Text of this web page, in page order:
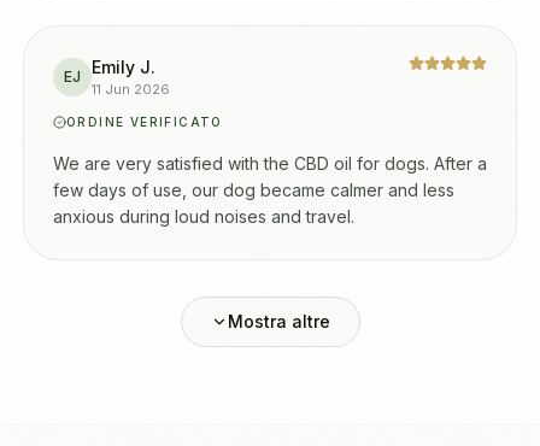
EJ Emily J.
11 Jun 2026
ORDINE VERIFICATO
We are very satisfied with the CBD oil for dogs. After a
few days of use, our dog became calmer and less
anxious during loud noises and travel.
Mostra altre